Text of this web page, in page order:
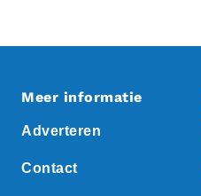
Meer informatie
Adverteren
Contact